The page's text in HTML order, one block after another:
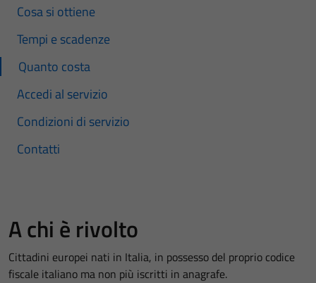
Cosa si ottiene
Tempi e scadenze
Quanto costa
Accedi al servizio
Condizioni di servizio
Contatti
A chi è rivolto
Cittadini europei nati in Italia, in possesso del proprio codice
fiscale italiano ma non più iscritti in anagrafe.